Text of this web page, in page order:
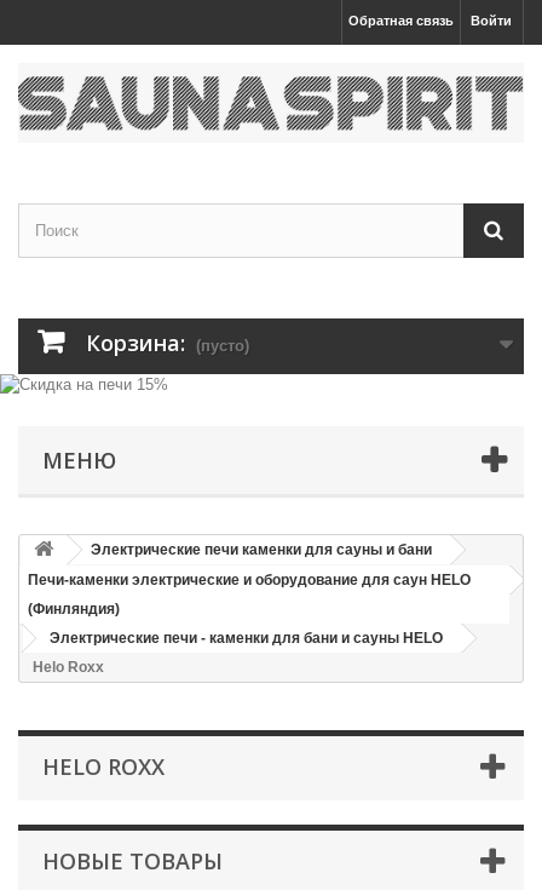
Войти
Обратная связь
Корзина: (пусто)
МЕНЮ
Электрические печи каменки для сауны и бани
Печи-каменки электрические и оборудование для саун HELO
(Финляндия)
Электрические печи - каменки для бани и сауны HELO
Helo Roxx
HELO ROXX
НОВЫЕ ТОВАРЫ